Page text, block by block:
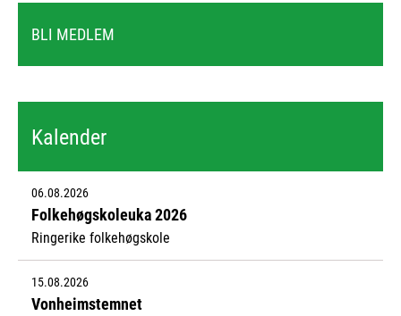
BLI MEDLEM
Kalender
06.08.2026
Folkehøgskoleuka 2026
Ringerike folkehøgskole
15.08.2026
Vonheimstemnet